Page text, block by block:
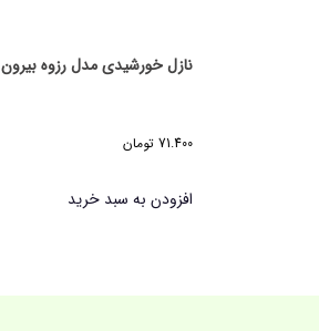
نازل خورشیدی مدل رزوه بیرون
71.400 تومان
افزودن به سبد خرید